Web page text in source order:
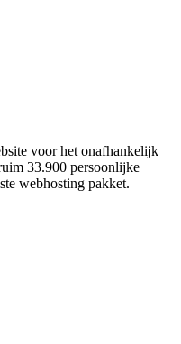
voor het onafhankelijk
33.900 persoonlijke
webhosting pakket.